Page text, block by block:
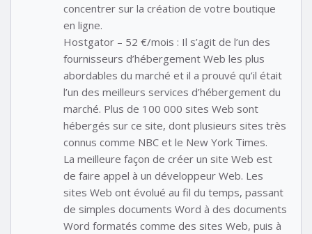
concentrer sur la création de votre boutique
en ligne.
Hostgator – 52 €/mois : Il s’agit de l’un des
fournisseurs d’hébergement Web les plus
abordables du marché et il a prouvé qu’il était
l’un des meilleurs services d’hébergement du
marché. Plus de 100 000 sites Web sont
hébergés sur ce site, dont plusieurs sites très
connus comme NBC et le New York Times.
La meilleure façon de créer un site Web est
de faire appel à un développeur Web. Les
sites Web ont évolué au fil du temps, passant
de simples documents Word à des documents
Word formatés comme des sites Web, puis à